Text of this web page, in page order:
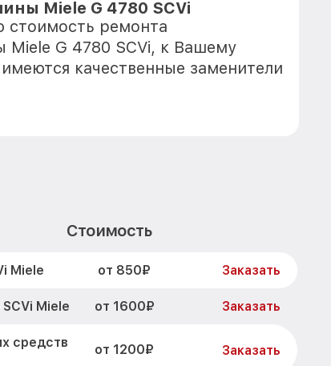
Miele G 4780 SCVi
стоимость ремонта
G 4780 SCVi, к Вашему
качественные заменители
Стоимость
Miele от 850₽ Заказать
Miele от 1600₽ Заказать
средств
от 1200₽ Заказать